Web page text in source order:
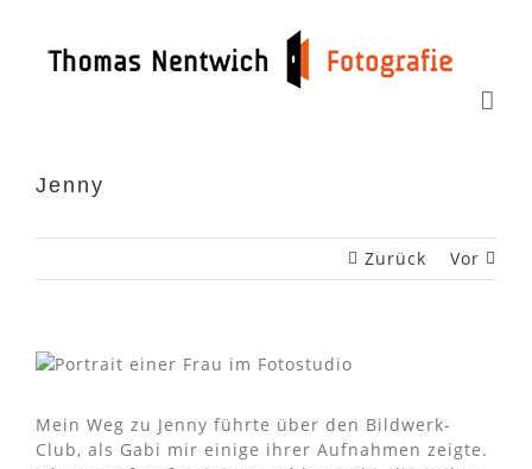
springen
Jenny
Zurück Vor
Mein Weg zu Jenny führte über den Bildwerk-
Club, als Gabi mir einige ihrer Aufnahmen zeigte.